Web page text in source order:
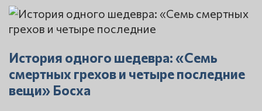
История одного шедевра: «Семь
смертных грехов и четыре последние
вещи» Босха